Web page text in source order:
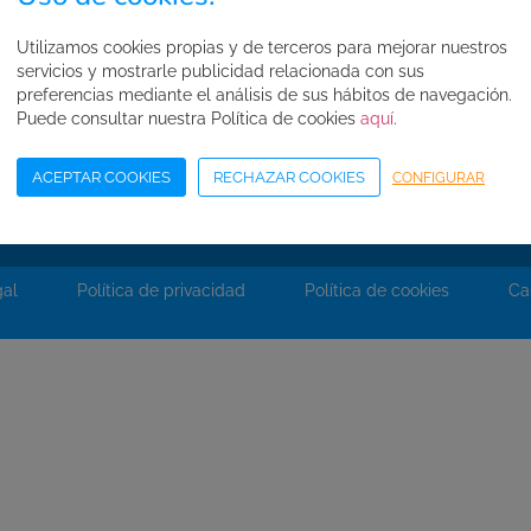
Condiciones de compra
Mapa web
Acceso Área Corporativa
Política de privacidad Política de cookies
Utilizamos cookies propias y de terceros para mejorar nuestros
servicios y mostrarle publicidad relacionada con sus
preferencias mediante el análisis de sus hábitos de navegación.
Puede consultar nuestra Política de cookies aquí.
ACEPTAR COOKIES RECHAZAR COOKIES CONFIGURAR